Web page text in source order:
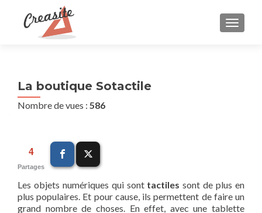
La boutique Sotactile
Nombre de vues : 586
4
Partages
Les objets numériques qui sont tactiles sont de plus en
plus populaires. Et pour cause, ils permettent de faire un
grand nombre de choses. En effet, avec une tablette